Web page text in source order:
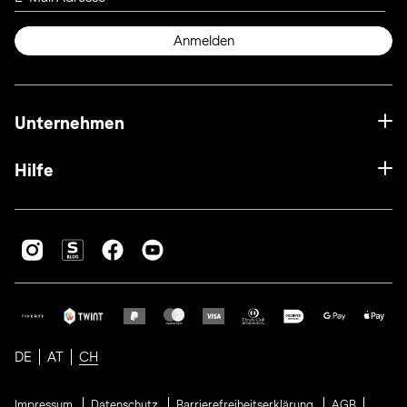
Anmelden
Unternehmen
Hilfe
DE AT CH